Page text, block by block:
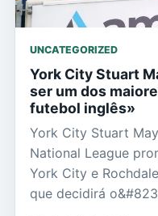
UNCATEGORIZED
York City Stuart
ser um dos
futebol inglês»
York City Stuart
National League
York City e
que decidirá